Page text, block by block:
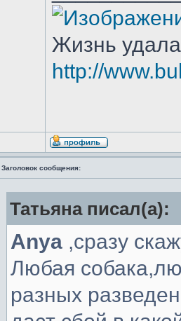
Жизнь
http://
Заголовок сообщения:
Татьяна писал(а):
Anya ,сразу
Любая
разных